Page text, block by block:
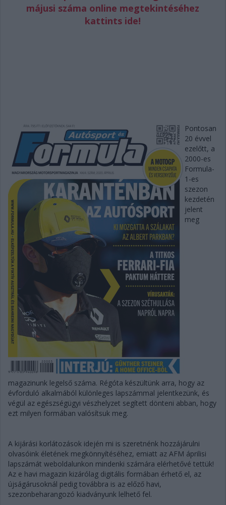
májusi száma online megtekintéséhez
kattints ide!
Pontosan
20 évvel
ezelőtt, a
2000-es
Formula-
1-es
szezon
kezdetén
jelent
meg
magazinunk legelső száma. Régóta készültünk arra, hogy az
évforduló alkalmából különleges lapszámmal jelentkezünk, és
végül az egészségügyi vészhelyzet segített dönteni abban, hogy
ezt milyen formában valósítsuk meg.
A kijárási korlátozások idején mi is szeretnénk hozzájárulni
olvasóink életének megkönnyítéséhez, emiatt az AFM áprilisi
lapszámát weboldalunkon mindenki számára elérhetővé tettük!
Az e havi magazin kizárólag digitális formában érhető el, az
újságárusoknál pedig továbbra is az előző havi,
szezonbeharangozó kiadványunk lelhető fel.